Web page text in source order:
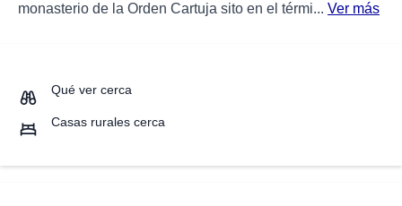
monasterio de la Orden Cartuja sito en el térmi... Ver más
Qué ver cerca
Casas rurales cerca